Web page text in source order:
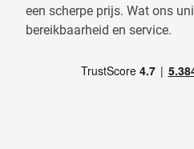
een scherpe prijs. Wat ons
bereikbaarheid en service.